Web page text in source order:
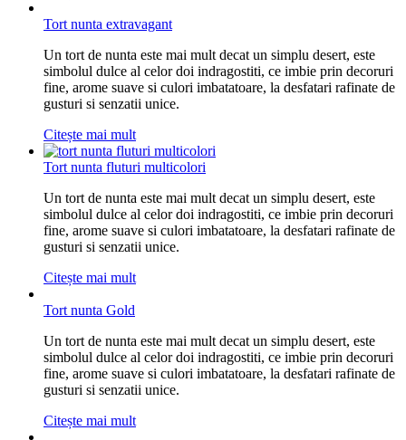
Tort nunta extravagant
Un tort de nunta este mai mult decat un simplu desert, este
simbolul dulce al celor doi indragostiti, ce imbie prin decoruri
fine, arome suave si culori imbatatoare, la desfatari rafinate de
gusturi si senzatii unice.
Citește mai mult
Tort nunta fluturi multicolori
Un tort de nunta este mai mult decat un simplu desert, este
simbolul dulce al celor doi indragostiti, ce imbie prin decoruri
fine, arome suave si culori imbatatoare, la desfatari rafinate de
gusturi si senzatii unice.
Citește mai mult
Tort nunta Gold
Un tort de nunta este mai mult decat un simplu desert, este
simbolul dulce al celor doi indragostiti, ce imbie prin decoruri
fine, arome suave si culori imbatatoare, la desfatari rafinate de
gusturi si senzatii unice.
Citește mai mult